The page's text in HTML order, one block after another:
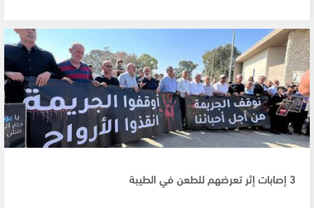
3 إصابات إثر تعرضهم للطعن في الطيبة